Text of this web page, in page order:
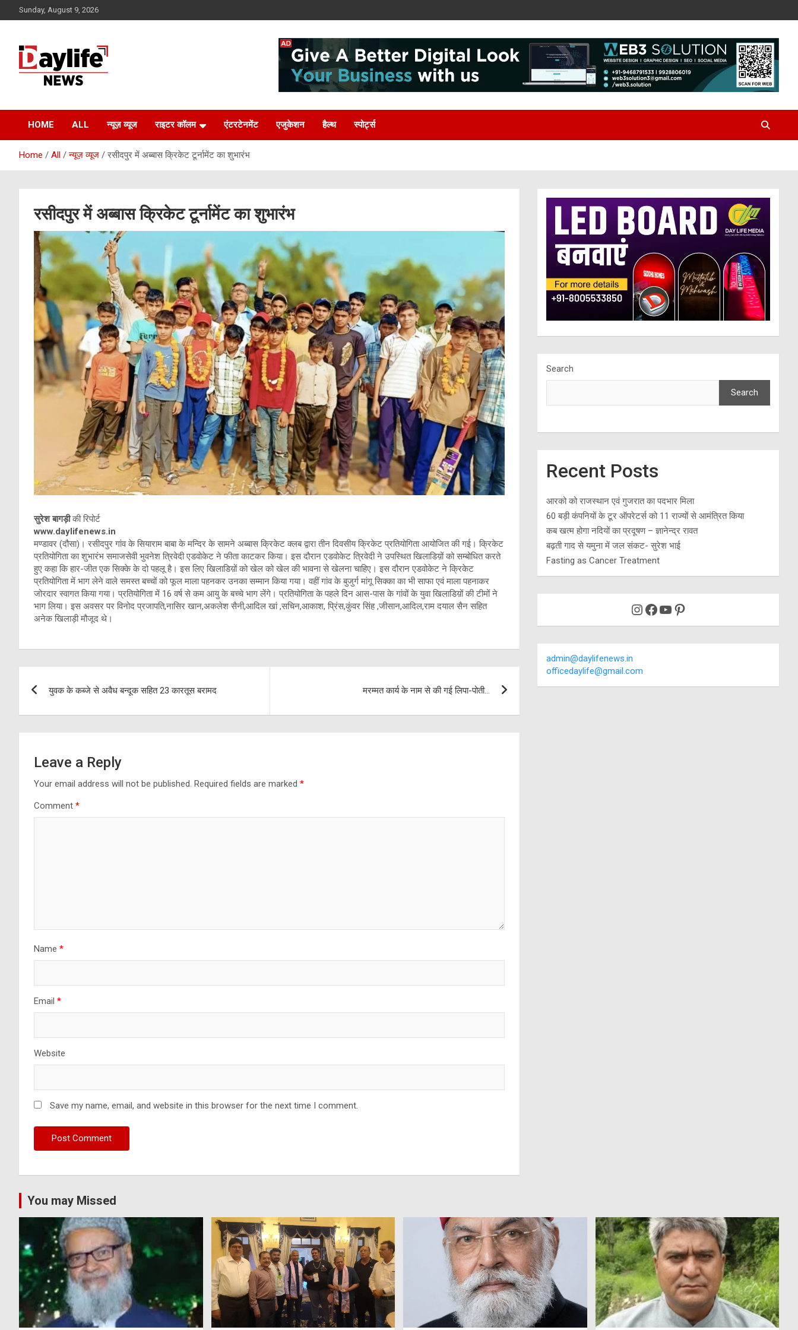
to
Sunday, August 9, 2026
HOME ALL न्यूज़ व्यूज राइटर कॉलम एंटरटेनमेंट एजुकेशन हैल्थ स्पोर्ट्स
Home All न्यूज़ व्यूज रसीदपुर में अब्बास क्रिकेट टूर्नामेंट का शुभारंभ
रसीदपुर में अब्बास क्रिकेट टूर्नामेंट का शुभारंभ
सुरेश बागड़ीकी रिपोर्ट
www.daylifenews.in
मण्डावर (दौसा)। रसीदपुर गांव के सियाराम बाबा के मन्दिर के सामने अब्बास क्रिकेट क्लब द्वारा तीन दिवसीय क्रिकेट प्रतियोगिता आयोजित की गई। क्रिकेट
प्रतियोगिता का शुभारंभ समाजसेवी भुवनेश त्रिवेदी एडवोकेट ने फीता काटकर किया। इस दौरान एडवोकेट त्रिवेदी ने उपस्थित खिलाडिय़ों को सम्बोधित करते
हुए कहा कि हार-जीत एक सिक्के के दो पहलू है। इस लिए खिलाडिय़ों को खेल को खेल की भावना से खेलना चाहिए। इस दौरान एडवोकेट ने क्रिकेट
प्रतियोगिता में भाग लेने वाले समस्त बच्चों को फूल माला पहनकर उनका सम्मान किया गया। वहीं गांव के बुजुर्ग मांगू सिक्का का भी साफा एवं माला पहनाकर
जोरदार स्वागत किया गया। प्रतियोगिता में 16 वर्ष से कम आयु के बच्चे भाग लेंगे। प्रतियोगिता के पहले दिन आस-पास के गांवों के युवा खिलाडिय़ों की टीमों ने
भाग लिया। इस अवसर पर विनोद प्रजापति,नासिर खान,अकलेश सैनी,आदिल खां ,सचिन,आकाश, प्रिंस,कुंवर सिंह ,जीसान,आदिल,राम दयाल सैन सहित
अनेक खिलाड़ी मौजूद थे।
navigation
युवक के कब्जे से अवैध बन्दूक सहित 23 कारतूस बरामद मरम्मत कार्य के नाम से की गई लिपा-पोती…
Leave a Reply
Your email address will not be published. Required fields are marked *
Comment *
Name *
Email *
Website
Save my name, email, and website in this browser for the next time I comment.
Search
Search
Recent Posts
आरको को राजस्थान एवं गुजरात का पदभार मिला
60 बड़ी कंपनियों के टूर ऑपरेटर्स को 11 राज्यों से आमंत्रित किया
कब खत्म होगा नदियों का प्रदूषण – ज्ञानेन्द्र रावत
बढ़ती गाद से यमुना में जल संकट- सुरेश भाई
Fasting as Cancer Treatment
Instagram
Facebook
YouTube
Pinterest
admin@daylifenews.in
officedaylife@gmail.com
You may Missed